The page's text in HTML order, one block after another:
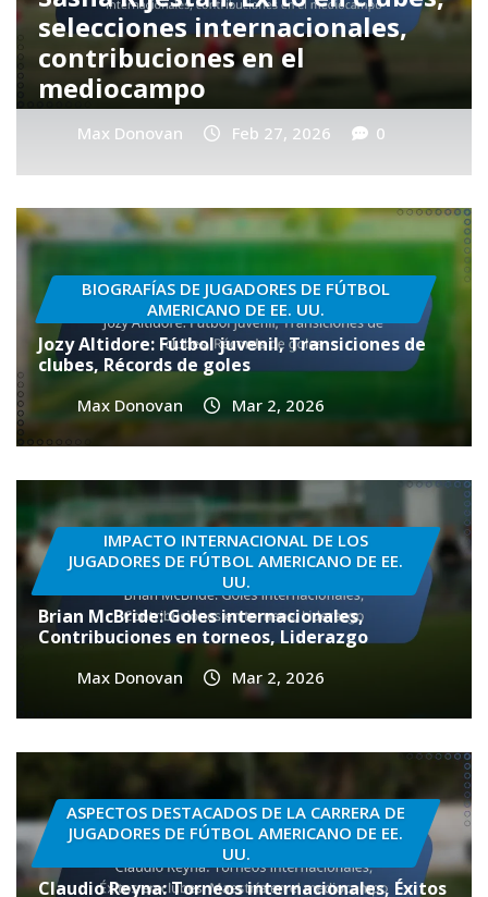
Pele Van Der Vaart: Formación
juvenil, Carrera en clubes,
Partidos internacionales
Max Donovan Feb 27, 2026 0
BIOGRAFÍAS DE JUGADORES DE FÚTBOL
AMERICANO DE EE. UU.
Jozy Altidore: Fútbol juvenil, Transiciones de
clubes, Récords de goles
Max Donovan Mar 2, 2026
IMPACTO INTERNACIONAL DE LOS
JUGADORES DE FÚTBOL AMERICANO DE EE.
UU.
Brian McBride: Goles internacionales,
Contribuciones en torneos, Liderazgo
Max Donovan Mar 2, 2026
ASPECTOS DESTACADOS DE LA CARRERA DE
JUGADORES DE FÚTBOL AMERICANO DE EE.
UU.
Claudio Reyna: Torneos internacionales, Éxitos